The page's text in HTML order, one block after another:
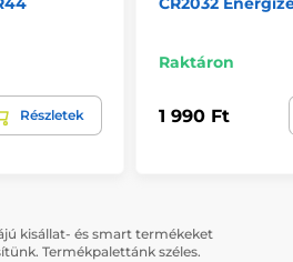
Részletek
Raktáron
1 990 Ft
kisállat- és smart termékeket
Termékpalettánk széles.